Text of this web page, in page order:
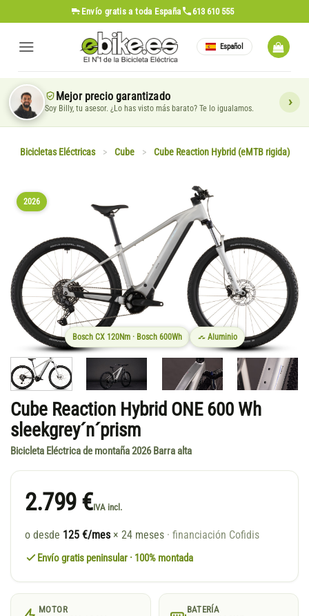
al
contenido
Envío gratis a toda España 613 610 555
Español
Mejor precio garantizado
Soy Billy, tu asesor. ¿Lo has visto más barato? Te lo igualamos.
Bicicletas Eléctricas > Cube > Cube Reaction Hybrid (eMTB rigida)
2026
Bosch CX 120Nm · Bosch 600Wh Aluminio
Cube Reaction Hybrid ONE 600 Wh
sleekgrey´n´prism
Bicicleta Eléctrica de montaña 2026 Barra alta
2.799 €IVA incl.
o desde 125 €/mes × 24 meses · financiación Cofidis
Envío gratis peninsular · 100% montada
MOTOR BATERÍA